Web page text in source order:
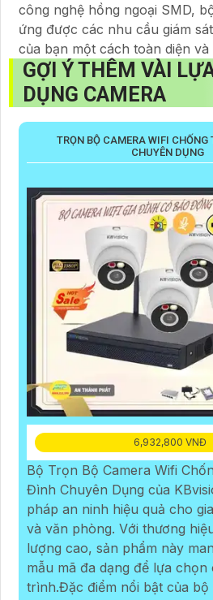
công nghệ hồng ngoại SMD,
ứng được các nhu cầu giám
của bạn một cách toàn diện và
GỢI Ý THÊM VÀI
DỤNG CAMERA
TRỌN BỘ CAMERA WIFI
CHUYÊN DỤNG
6,932,800 VNĐ
Bộ Trọn Bộ Camera Wifi
Đình Chuyên Dụng của
pháp an ninh hiệu quả cho
và văn phòng. Với thương
lượng cao, sản phẩm này
mẫu mã đa dạng để lựa chọn
trình.Đặc điểm nổi bật của bộ